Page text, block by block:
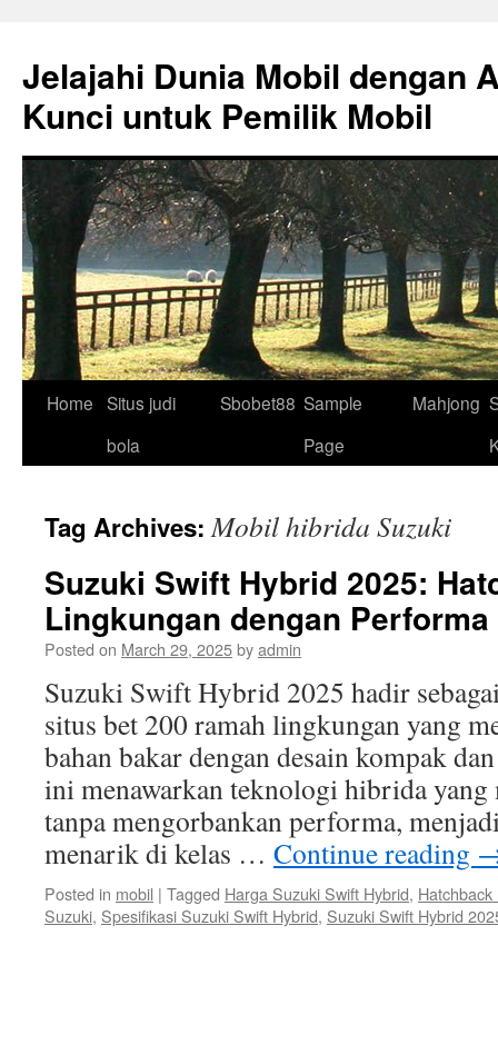
content
Jelajahi Dunia Mobil dengan
Kunci untuk Pemilik Mobil
Home Situs judi
bola
Sbobet88 Sample
Page
Mahjong
Tag Archives:Mobil hibrida Suzuki
Suzuki Swift Hybrid 2025:
Lingkungan dengan Performa
Posted on March 29, 2025byadmin
Suzuki Swift Hybrid 2025 hadir
situs bet 200 ramah lingkungan yang
bahan bakar dengan desain kompak
ini menawarkan teknologi hibrida
tanpa mengorbankan performa,
menarik di kelas … Continue reading
Posted in mobil | Tagged Harga Suzuki Swift Hybrid,
Suzuki, Spesifikasi Suzuki Swift Hybrid, Suzuki Swift Hybrid